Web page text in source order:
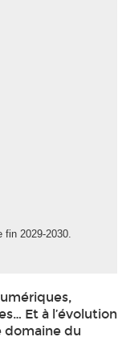
2029-2030.
Et à l’évolution
domaine du